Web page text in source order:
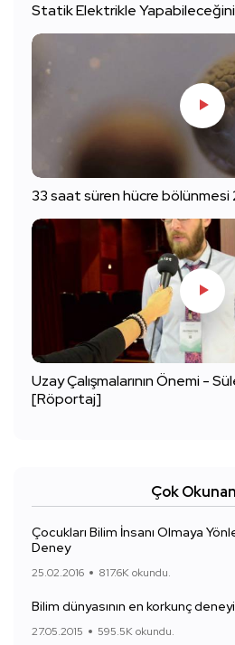
Statik Elektrikle
33 saat süren hücre bölünmesi
Uzay Çalışmalarının Önemi -
[Röportaj]
Çok
Çocukları Bilim İnsanı Olmaya
Deney
25.02.2016 817.6K okundu.
Bilim dünyasının en korkunç
27.05.2015 595.5K okundu.